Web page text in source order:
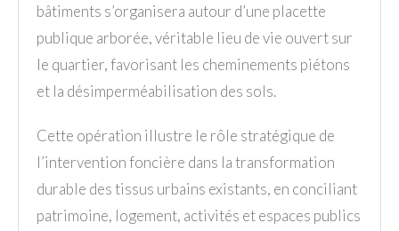
bâtiments s’organisera autour d’une placette
publique arborée, véritable lieu de vie ouvert sur
le quartier, favorisant les cheminements piétons
et la désimperméabilisation des sols.
Cette opération illustre le rôle stratégique de
l’intervention foncière dans la transformation
durable des tissus urbains existants, en conciliant
patrimoine, logement, activités et espaces publics